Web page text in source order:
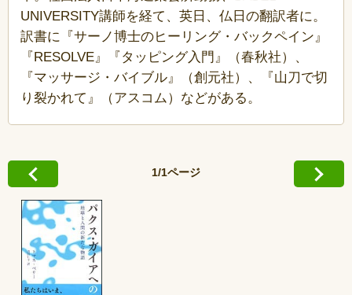
UNIVERSITY講師を経て、英日、仏日の翻訳者に。
訳書に『サーノ博士のヒーリング・バックペイン』
『RESOLVE』『タッピング入門』（春秋社）、
『マッサージ・バイブル』（創元社）、『山刀で切
り裂かれて』（アスコム）などがある。
1/1ページ